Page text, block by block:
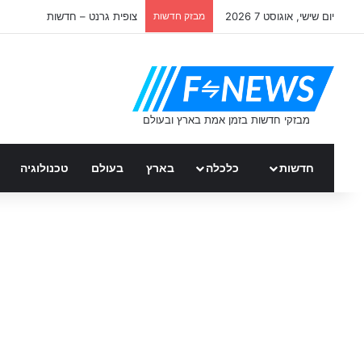
יום שישי, אוגוסט 7 2026 מבזק חדשות צופית גרנט – חדשות
חדשות כלכלה בארץ בעולם טכנולוגיה